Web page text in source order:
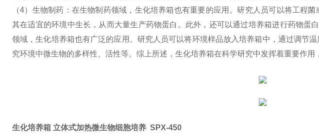
（4）生物制药：在生物制药领域，生化培养箱也有重要的应用。研究人员可以将工程
其在适宜的环境中生长，从而大量生产药物蛋白。此外，还可以通过培养箱进行药物蛋
领域，生化培养箱也有广泛的应用。研究人员可以将环境样品放入培养箱中，通过调节
究环境中微生物的多样性、活性等。 综上所述，生化培养箱在科学研究中发挥着重要作用
生化培养箱 立体式加热微生物细胞培养 SPX-450